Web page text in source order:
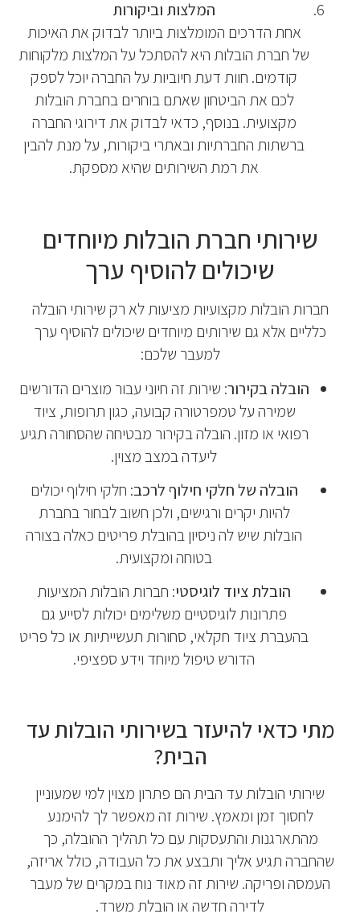
המלצות וביקורות
אחת הדרכים המומלצות ביותר לבדוק את האיכות
של חברת הובלות היא להסתכל על המלצות מלקוחות
קודמים. חוות דעת חיוביות על החברה יוכל לספק
לכם את הביטחון שאתם בוחרים בחברת הובלות
מקצועית. בנוסף, כדאי לבדוק את דירוגי החברה
ברשתות החברתיות ובאתרי ביקורות, על מנת להבין
את רמת השירותים שהיא מספקת.
שירותי חברת הובלות מיוחדים
שיכולים להוסיף ערך
חברות הובלות מקצועיות מציעות לא רק שירותי הובלה
כלליים אלא גם שירותים מיוחדים שיכולים להוסיף ערך
למעבר שלכם:
הובלה בקירור: שירות זה חיוני עבור מוצרים הדורשים
שמירה על טמפרטורה קבועה, כגון תרופות, ציוד
רפואי או מזון. הובלה בקירור מבטיחה שהסחורה תגיע
ליעדה במצב מצוין.
הובלה של חלקי חילוף לרכב: חלקי חילוף יכולים
להיות יקרים ורגישים, ולכן חשוב לבחור בחברת
הובלות שיש לה ניסיון בהובלת פריטים כאלה בצורה
בטוחה ומקצועית.
הובלת ציוד לוגיסטי: חברות הובלות המציעות
פתרונות לוגיסטיים משלימים יכולות לסייע גם
בהעברת ציוד חקלאי, סחורות תעשייתיות או כל פריט
הדורש טיפול מיוחד וידע ספציפי.
מתי כדאי להיעזר בשירותי הובלות עד
הבית?
שירותי הובלות עד הבית הם פתרון מצוין למי שמעוניין
לחסוך זמן ומאמץ. שירות זה מאפשר לך להימנע
מהתארגנות והתעסקות עם כל תהליך ההובלה, כך
שהחברה תגיע אליך ותבצע את כל העבודה, כולל אריזה,
העמסה ופריקה. שירות זה מאוד נוח במקרים של מעבר
לדירה חדשה או הובלת משרד.